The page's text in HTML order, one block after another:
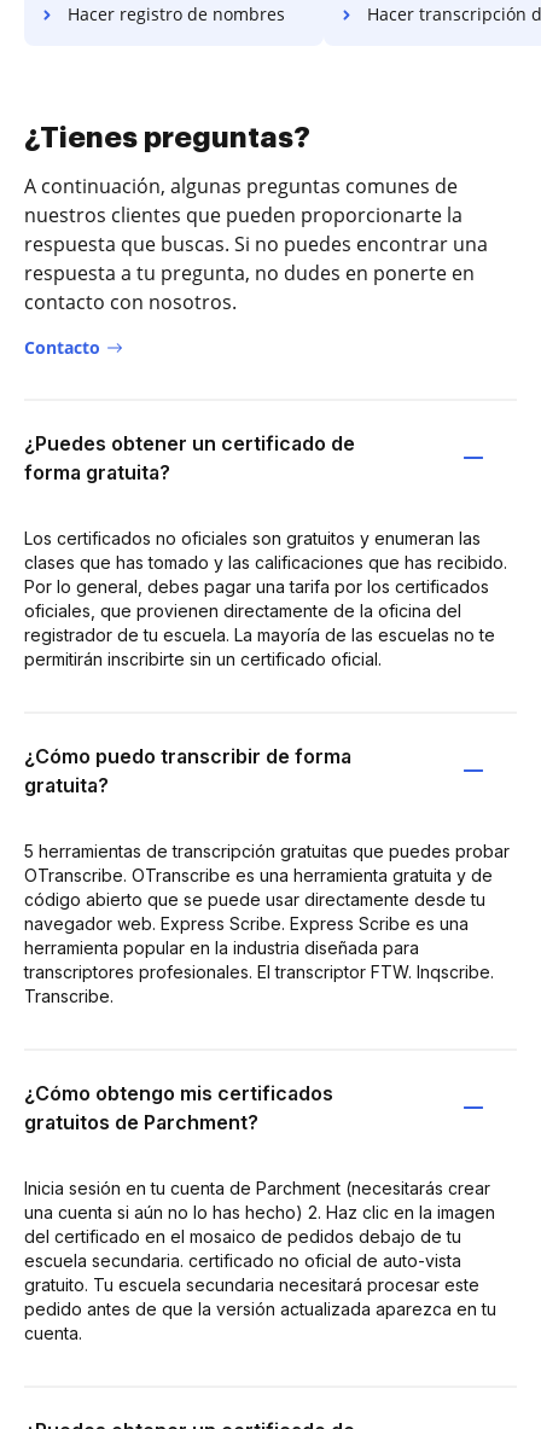
Hacer registro de nombres Hacer transcripción de
¿Tienes preguntas?
A continuación, algunas preguntas comunes de
nuestros clientes que pueden proporcionarte la
respuesta que buscas. Si no puedes encontrar una
respuesta a tu pregunta, no dudes en ponerte en
contacto con nosotros.
Contacto
¿Puedes obtener un certificado de
forma gratuita?
Los certificados no oficiales son gratuitos y enumeran las
clases que has tomado y las calificaciones que has recibido.
Por lo general, debes pagar una tarifa por los certificados
oficiales, que provienen directamente de la oficina del
registrador de tu escuela. La mayoría de las escuelas no te
permitirán inscribirte sin un certificado oficial.
¿Cómo puedo transcribir de forma
gratuita?
5 herramientas de transcripción gratuitas que puedes probar
OTranscribe. OTranscribe es una herramienta gratuita y de
código abierto que se puede usar directamente desde tu
navegador web. Express Scribe. Express Scribe es una
herramienta popular en la industria diseñada para
transcriptores profesionales. El transcriptor FTW. Inqscribe.
Transcribe.
¿Cómo obtengo mis certificados
gratuitos de Parchment?
Inicia sesión en tu cuenta de Parchment (necesitarás crear
una cuenta si aún no lo has hecho) 2. Haz clic en la imagen
del certificado en el mosaico de pedidos debajo de tu
escuela secundaria. certificado no oficial de auto-vista
gratuito. Tu escuela secundaria necesitará procesar este
pedido antes de que la versión actualizada aparezca en tu
cuenta.